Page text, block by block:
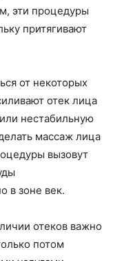
эти процедуры
притягивают
от некоторых
отек лица
нестабильную
массаж лица
вызовут
в зоне век.
отеков важно
потом